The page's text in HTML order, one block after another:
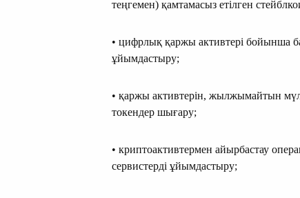
теңгемен) қамтамасыз етілген
• цифрлық қаржы активтері бойынша
ұйымдастыру;
• қаржы активтерін, жылжымайтын
токендер шығару;
• криптоактивтермен айырбастау
сервистерді ұйымдастыру;